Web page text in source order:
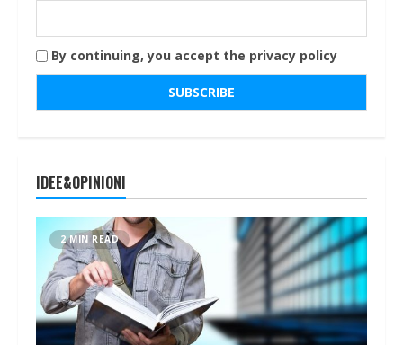
By continuing, you accept the privacy policy
IDEE&OPINIONI
2 MIN READ